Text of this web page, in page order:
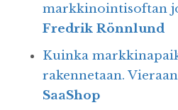
markkinointisoftan
Fredrik Rönnlund
Kuinka
rakennetaan.
SaaShop